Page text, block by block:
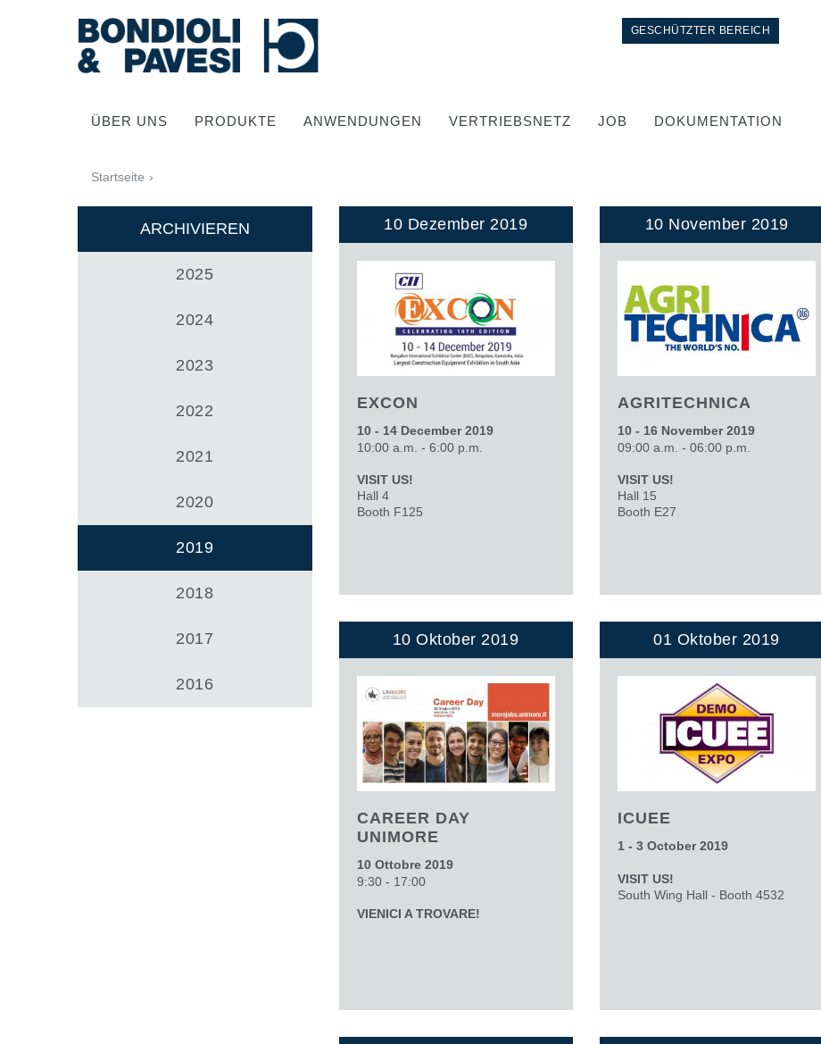
GESCHÜTZTER BEREICH
ÜBER UNS PRODUKTE ANWENDUNGEN VERTRIEBSNETZ JOB DOKUMENTATION
Hochwertige Antriebssysteme
Kardan Gelenkwellen
Getriebehersteller für Bondioli & Pavesi
Kundenspezifische Getriebe
Hydraulisch betätigte mehrscheiben Reibkupplungen
Motori elettrici brushless - Serie MS
Für Bondioli & Pavesi produzierte Orbitalmotoren
Kontrolle
Integrierte Hydrauliksysteme
Leitungseinbauventile
Servosteuerungen
Startseite ›
ARCHIVIEREN
2025
2024
2023
2022
2021
2020
2019
2018
2017
2016
10 Dezember 2019
EXCON
10 - 14 December 2019
10:00 a.m. - 6:00 p.m.
VISIT US!
Hall 4
Booth F125
10 November 2019
AGRITECHNICA
10 - 16 November 2019
09:00 a.m. - 06:00 p.m.
VISIT US!
Hall 15
Booth E27
10 Oktober 2019
CAREER DAY
UNIMORE
10 Ottobre 2019
9:30 - 17:00
VIENICI A TROVARE!
01 Oktober 2019
ICUEE
1 - 3 October 2019
VISIT US!
South Wing Hall - Booth 4532